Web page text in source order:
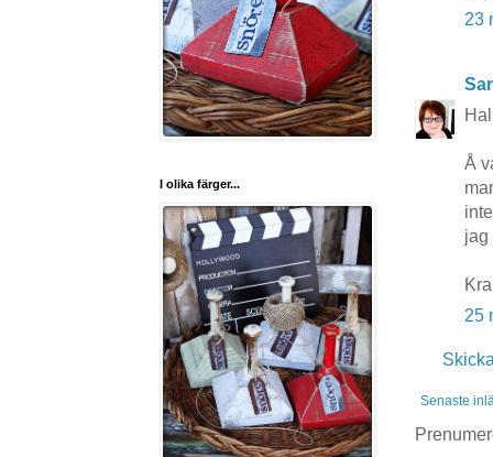
23
Å
jag
25
Senaste
I olika färger...